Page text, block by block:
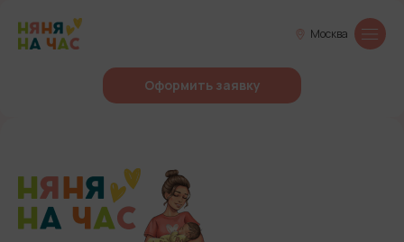
Москва
Оформить заявку